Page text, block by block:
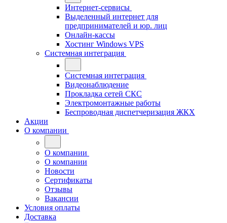
Интернет-сервисы
Выделенный интернет для
предпринимателей и юр. лиц
Онлайн-кассы
Хостинг Windows VPS
Системная интеграция
Системная интеграция
Видеонаблюдение
Прокладка сетей СКС
Электромонтажные работы
Беспроводная диспетчеризация ЖКХ
Акции
О компании
О компании
О компании
Новости
Сертификаты
Отзывы
Вакансии
Условия оплаты
Доставка